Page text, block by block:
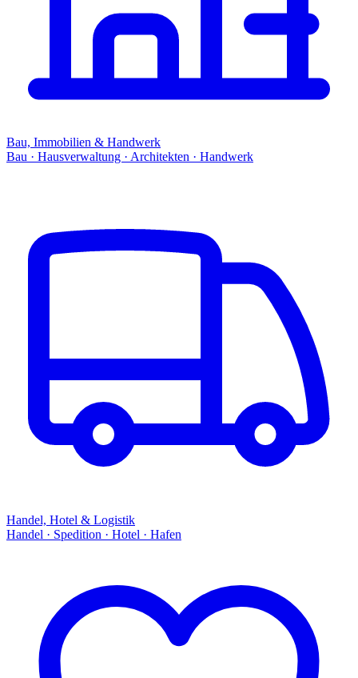
Bau, Immobilien & Handwerk
Bau · Hausverwaltung · Architekten · Handwerk
Handel, Hotel & Logistik
Handel · Spedition · Hotel · Hafen